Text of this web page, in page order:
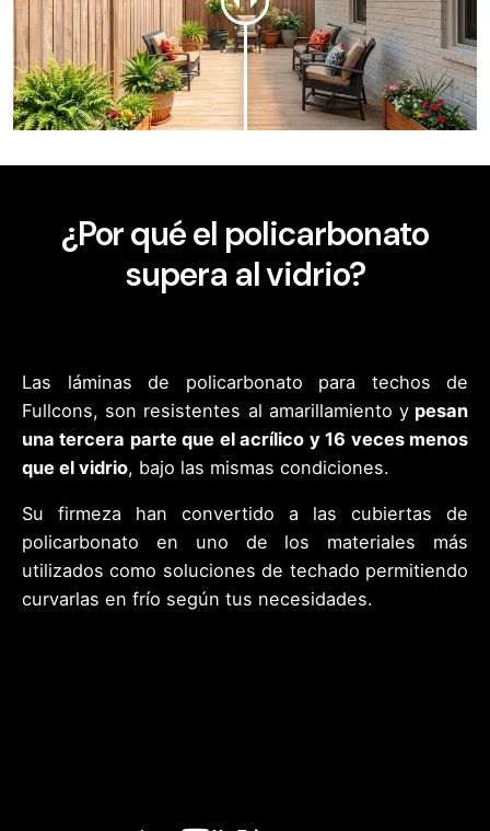
¿Por qué el policarbonato
supera al vidrio?
Las láminas de policarbonato para techos de
Fullcons, son resistentes al amarillamiento ypesan
una tercera parte que el acrílico y 16 veces menos
que el vidrio, bajo las mismas condiciones.
Su firmeza han convertido a las cubiertas de
policarbonato en uno de los materiales más
utilizados como soluciones de techado permitiendo
curvarlas en frío según tus necesidades.